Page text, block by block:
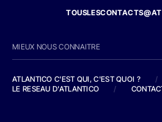
MIEUX NOUS CONNAITRE
ATLANTICO C'EST QUI, C'EST QUOI ?
/
LE RESEAU D'ATLANTICO
/